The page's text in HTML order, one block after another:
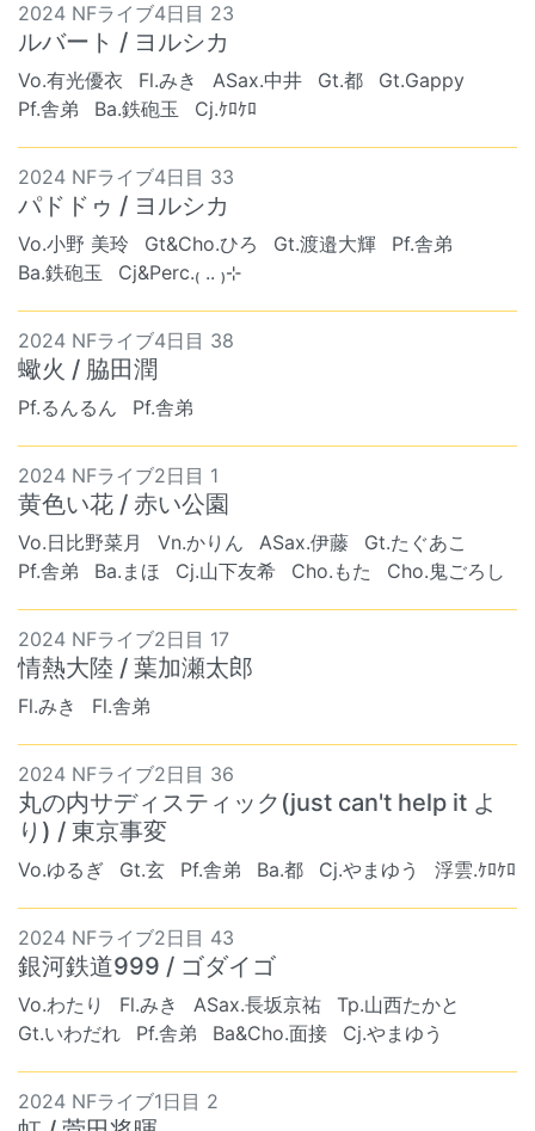
2024 NFライブ4日目 23
ルバート / ヨルシカ
Vo.有光優衣 Fl.みき ASax.中井 Gt.都
Gt.Gappy
Pf.舎弟
Ba.鉄砲玉 Cj.ｹﾛｹﾛ
2024 NFライブ4日目 33
パドドゥ / ヨルシカ
Vo.小野 美玲 Gt&Cho.ひろ Gt.渡邉大輝
Pf.舎弟
Ba.鉄砲玉
Cj&Perc.₍ .. ₎⊹
2024 NFライブ4日目 38
蠍火 / 脇田潤
Pf.るんるん Pf.舎弟
2024 NFライブ2日目 1
黄色い花 / 赤い公園
Vo.日比野菜月 Vn.かりん ASax.伊藤
Gt.たぐあこ
Pf.舎弟
Ba.まほ Cj.山下友希 Cho.もた Cho.鬼ごろし
2024 NFライブ2日目 17
情熱大陸 / 葉加瀬太郎
Fl.みき Fl.舎弟
2024 NFライブ2日目 36
丸の内サディスティック(just can't help it よ
り) / 東京事変
Vo.ゆるぎ Gt.玄 Pf.舎弟 Ba.都 Cj.やまゆう 浮雲.ｹﾛｹﾛ
2024 NFライブ2日目 43
銀河鉄道999 / ゴダイゴ
Vo.わたり Fl.みき ASax.長坂京祐
Tp.山西たかと
Gt.いわだれ
Pf.舎弟 Ba&Cho.面接 Cj.やまゆう
2024 NFライブ1日目 2